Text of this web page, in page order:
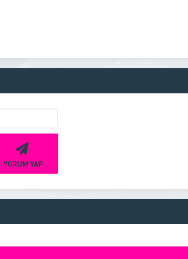
YORUM YAP